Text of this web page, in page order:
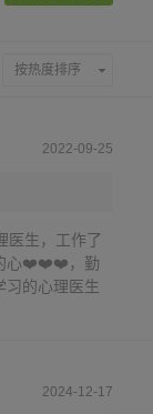
按热度排序
2022-09-25
医生，工作了
的心❤️❤️❤️，勤
习的心理医生
2024-12-17